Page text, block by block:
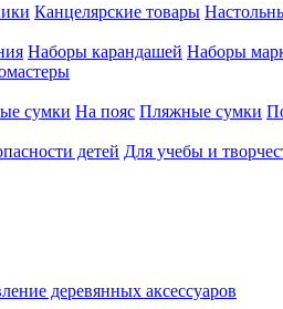
Канцелярские товары
Наборы карандашей Наборы
сумки На пояс Пляжные сумки
детей Для учебы и
деревянных аксессуаров